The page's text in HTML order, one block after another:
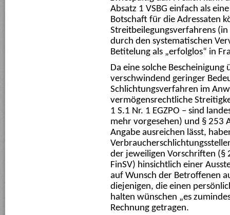
Absatz 1 VSBG einfach als
Botschaft für die Adressaten
Streitbeilegungsverfahrens
durch den systematischen
Betitelung als „erfolglos“ in
Da eine solche Bescheinigung
verschwindend geringer
Schlichtungsverfahren im
vermögensrechtliche
1 S.1 Nr. 1 EGZPO – sind
mehr vorgesehen) und § 253
Angabe ausreichen lässt,
der jeweiligen Vorschriften (§
FinSV) hinsichtlich einer
auf Wunsch der Betroffenen
diejenigen, die einen
halten wünschen „es
Rechnung getragen.